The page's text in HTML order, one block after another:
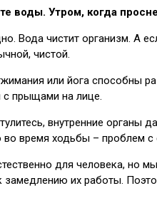
воды. Утром, когда
Вода чистит организм. А
чистой.
или йога способны
с прыщами на лице.
внутренние органы
время ходьбы – проблем
для человека, но
замедлению их работы.